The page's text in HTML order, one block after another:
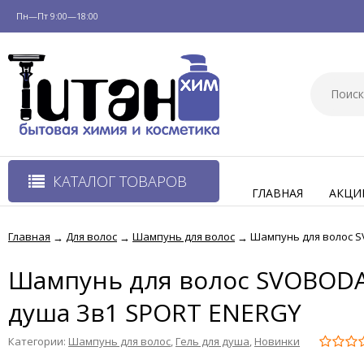
Пн—Пт 9:00—18:00
КАТАЛОГ ТОВАРОВ
ГЛАВНАЯ
Главная → Для волос → Шампунь для волос → Шампунь для волос
Шампунь для волос
душа 3в1 SPORT ENERGY
Категории: Шампунь для волос, Гель для душа, Новинки